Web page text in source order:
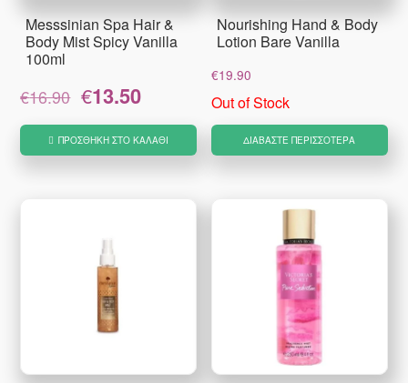
Messsinian Spa Hair &
Body Mist Spicy Vanilla
100ml
€16.90
Original
price
was:
€16.90.
€13.50
τιμή
είναι:
€13.50.
ΠΡΟΣΘΉΚΗ ΣΤΟ ΚΑΛΆΘΙ
Nourishing Hand & Body
Lotion Bare Vanilla
€19.90
Out of Stock
ΔΙΑΒΆΣΤΕ ΠΕΡΙΣΣΌΤΕΡΑ